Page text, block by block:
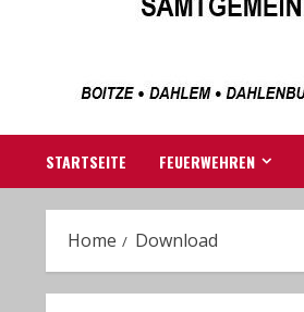
STARTSEITE FEUERWEHREN
Home Download